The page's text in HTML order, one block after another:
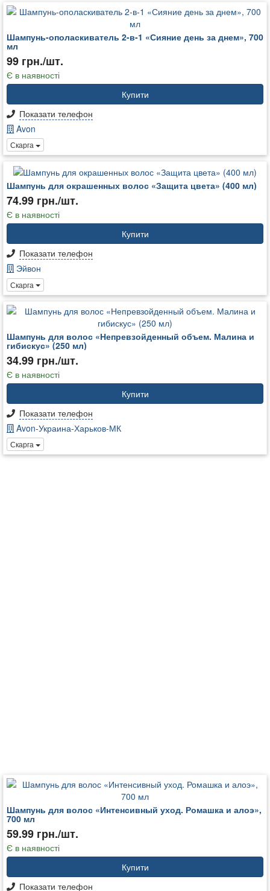
Шампунь-ополаскиватель 2-в-1 «Сияние день за днем», 700
мл
99 грн./шт.
Є в наявності
Купити
Показати телефон
Avon
Скарга
Шампунь для окрашенных волос «Защита цвета» (400 мл)
74.99 грн./шт.
Є в наявності
Купити
Показати телефон
Эйвон
Скарга
Шампунь для волос «Непревзойденный объем. Малина и
гибискус» (250 мл)
34.99 грн./шт.
Є в наявності
Купити
Показати телефон
Avon-Украина-Харьков-МК
Скарга
Шампунь для волос «Интенсивный уход. Ромашка и алоэ»,
700 мл
59.99 грн./шт.
Є в наявності
Купити
Показати телефон